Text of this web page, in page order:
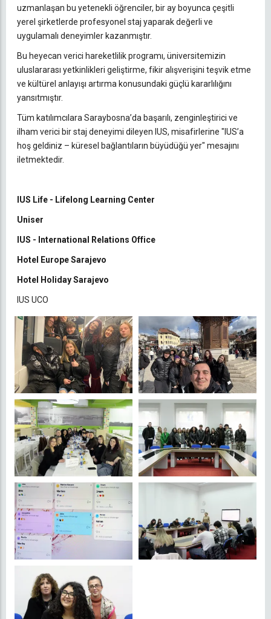
uzmanlaşan bu yetenekli öğrenciler, bir ay boyunca çeşitli
yerel şirketlerde profesyonel staj yaparak değerli ve
uygulamalı deneyimler kazanmıştır.
Bu heyecan verici hareketlilik programı, üniversitemizin
uluslararası yetkinlikleri geliştirme, fikir alışverişini teşvik etme
ve kültürel anlayışı artırma konusundaki güçlü kararlılığını
yansıtmıştır.
Tüm katılımcılara Saraybosna’da başarılı, zenginleştirici ve
ilham verici bir staj deneyimi dileyen IUS, misafirlerine "IUS’a
hoş geldiniz – küresel bağlantıların büyüdüğü yer" mesajını
iletmektedir.
IUS Life - Lifelong Learning Center
Uniser
IUS - International Relations Office
Hotel Europe Sarajevo
Hotel Holiday Sarajevo
IUS UCO